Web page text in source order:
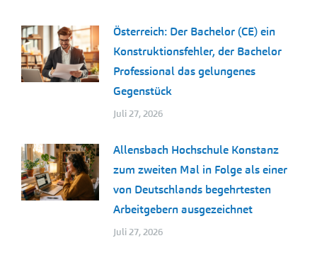
Österreich: Der Bachelor (CE) ein
Konstruktionsfehler, der Bachelor
Professional das gelungenes
Gegenstück
Juli 27, 2026
Allensbach Hochschule Konstanz
zum zweiten Mal in Folge als einer
von Deutschlands begehrtesten
Arbeitgebern ausgezeichnet
Juli 27, 2026